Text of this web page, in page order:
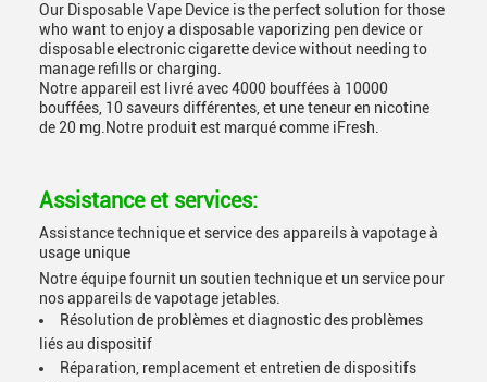
Our Disposable Vape Device is the perfect solution for those
who want to enjoy a disposable vaporizing pen device or
disposable electronic cigarette device without needing to
manage refills or charging.
Notre appareil est livré avec 4000 bouffées à 10000
bouffées, 10 saveurs différentes, et une teneur en nicotine
de 20 mg.Notre produit est marqué comme iFresh.
Assistance et services:
Assistance technique et service des appareils à vapotage à
usage unique
Notre équipe fournit un soutien technique et un service pour
nos appareils de vapotage jetables.
Résolution de problèmes et diagnostic des problèmes
liés au dispositif
Réparation, remplacement et entretien de dispositifs